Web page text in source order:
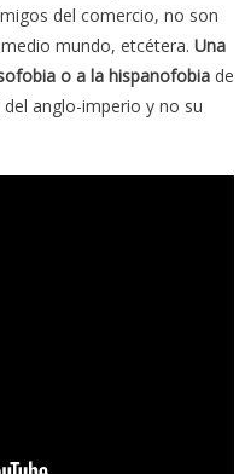
del comercio, no son
mundo, etcétera. Una
o a la hispanofobiade
anglo-imperio y no su